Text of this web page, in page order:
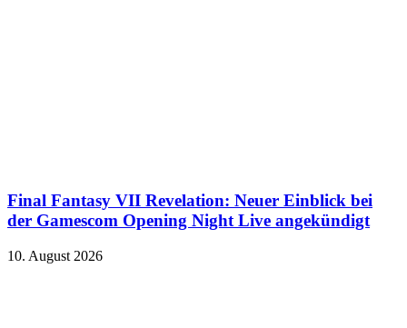
Final Fantasy VII Revelation: Neuer Einblick bei
der Gamescom Opening Night Live angekündigt
10. August 2026